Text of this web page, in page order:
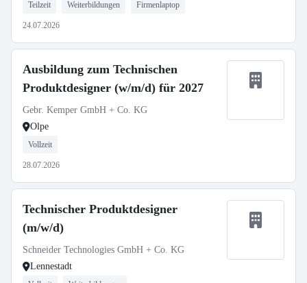
Teilzeit Weiterbildungen Firmenlaptop
24.07.2026
Ausbildung zum Technischen
Produktdesigner (w/m/d) für 2027
Gebr. Kemper GmbH + Co. KG
Olpe
Vollzeit
28.07.2026
Technischer Produktdesigner
(m/w/d)
Schneider Technologies GmbH + Co. KG
Lennestadt